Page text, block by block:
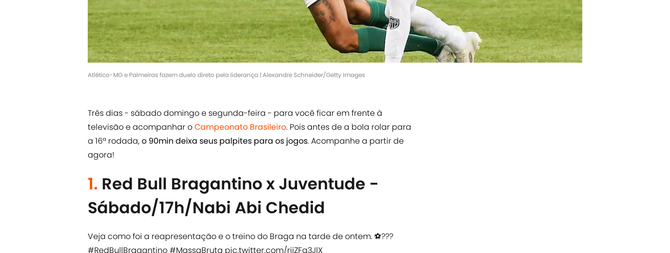
Atlético-MG e Palmeiras fazem duelo direto pela liderança | Alexandre Schneider/Getty Images
Três dias - sábado domingo e segunda-feira - para você ficar em frente à
televisão e acompanhar oCampeonato Brasileiro. Pois antes de a bola rolar para
a 16ª rodada,o 90min deixa seus palpites para os jogos. Acompanhe a partir de
agora!
1. Red Bull Bragantino x Juventude -
Sábado/17h/Nabi Abi Chedid
Veja como foi a reapresentação e o treino do Braga na tarde de ontem. ⚽️???
#RedBullBragantino#MassaBruta pic.twitter.com/riiZFq3JlX